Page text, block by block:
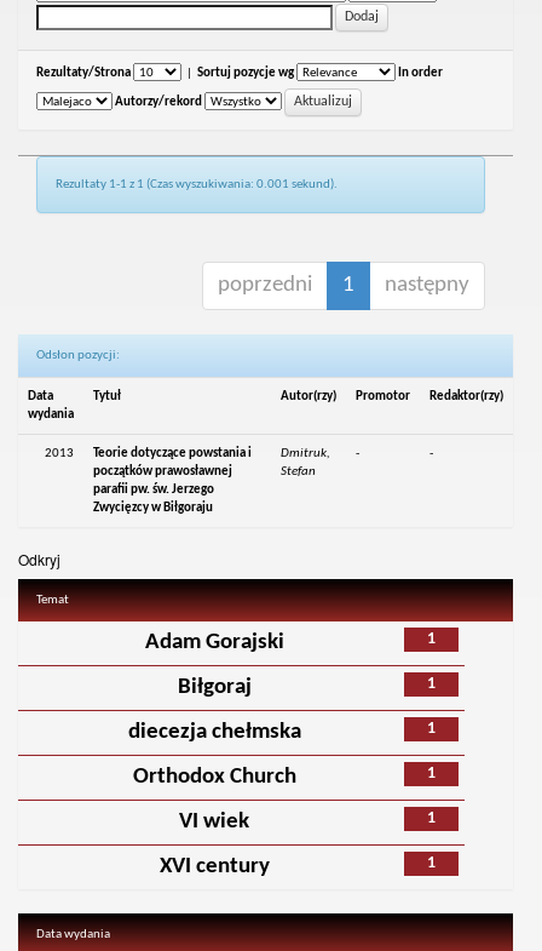
Rezultaty/Strona Sortuj pozycje wg In order
Autorzy/rekord
Rezultaty 1-1 z 1 (Czas wyszukiwania: 0.001 sekund).
poprzedni 1 następny
Odsłon pozycji:
Data
wydania
Tytuł Autor(rzy) Promotor Redaktor(rzy)
2013
Teorie dotyczące powstania i
początków prawosławnej
parafii pw. św. Jerzego
Zwycięzcy w Biłgoraju
Dmitruk,
Stefan
- -
Odkryj
Temat
1
Adam Gorajski
1
Biłgoraj
1
diecezja chełmska
1
Orthodox Church
1
VI wiek
1
XVI century
Data wydania